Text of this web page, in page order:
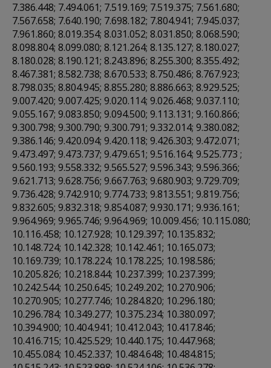
7.386.448; 7.494.061; 7.519.169; 7.519.375; 7.561.680;
7.567.658; 7.640.190; 7.698.182; 7.804.941; 7.945.037;
7.961.860; 8.019.354; 8.031.052; 8.031.850; 8.068.590;
8.098.804; 8.099.080; 8.121.264; 8.135.127; 8.180.027;
8.180.028; 8.190.121; 8.243.896; 8.255.300; 8.355.492;
8.467.381; 8.582.738; 8.670.533; 8.750.486; 8.767.923;
8.798.035; 8.804.945; 8.855.280; 8.886.663; 8.929.525;
9.007.420; 9.007.425; 9.020.114; 9.026.468; 9.037.110;
9.055.167; 9.083.850; 9.094.500; 9.113.131; 9.160.866;
9.300.798; 9.300.790; 9.300.791; 9.332.014; 9.380.082;
9.386.146; 9.420.094; 9.420.118; 9.426.303; 9.472.071;
9.473.497; 9.473.737; 9.479.651; 9.516.164; 9.525.773 ;
9.560.193; 9.558.332; 9.565.527; 9.596.343; 9.596.366;
9.621.713; 9.628.756; 9.667.763; 9.680.903; 9.729.709;
9.736.428; 9.742.910; 9.774.733; 9.813.551; 9.819.756;
9.832.605; 9.832.318; 9.854.087; 9.930.171; 9.936.161;
9.964.969; 9.965.746; 9.964.969; 10.009.456; 10.115.080;
10.116.458; 10.127.928; 10.129.397; 10.135.832;
10.148.724; 10.142.328; 10.142.461; 10.165.073;
10.169.739; 10.178.224; 10.178.225; 10.198.586;
10.205.826; 10.218.844; 10.237.399; 10.237.399;
10.242.544; 10.250.645; 10.249.202; 10.270.906;
10.270.905; 10.277.746; 10.284.820; 10.296.180;
10.296.784; 10.349.277; 10.375.234; 10.380.097;
10.394.900; 10.404.941; 10.412.043; 10.417.846;
10.416.715; 10.425.529; 10.440.175; 10.447.968;
10.455.084; 10.452.337; 10.484.648; 10.484.815;